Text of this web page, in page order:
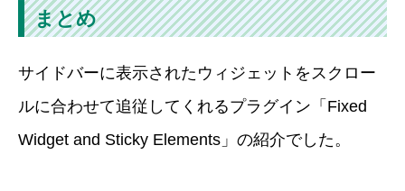
まとめ
サイドバーに表示されたウィジェットをスクロー
ルに合わせて追従してくれるプラグイン「Fixed
Widget and Sticky Elements」の紹介でした。